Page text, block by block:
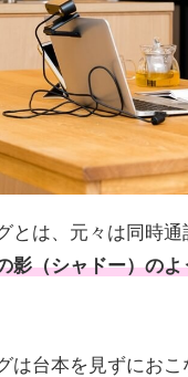
とは、元々は同時
影（シャドー）の
は台本を見ずにお